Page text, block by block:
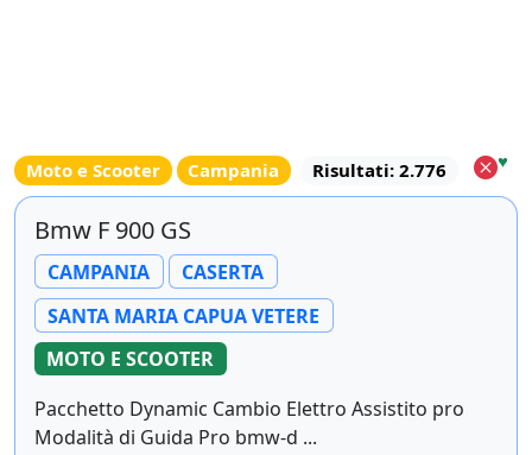
Moto e Scooter Campania Risultati: 2.776 ♥
Bmw F 900 GS
CAMPANIA
CASERTA
SANTA MARIA CAPUA VETERE
MOTO E SCOOTER
Pacchetto Dynamic Cambio Elettro Assistito pro
Modalità di Guida Pro bmw-d ...